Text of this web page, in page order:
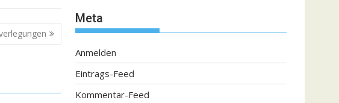
Meta
Anmelden
Eintrags-Feed
Kommentar-Feed